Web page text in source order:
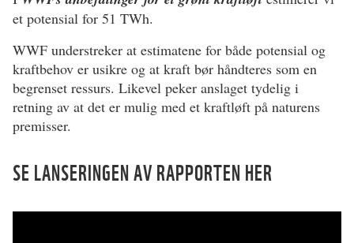
et potensial for 51 TWh.
WWF understreker at estimatene for både potensial og
kraftbehov er usikre og at kraft bør håndteres som en
begrenset ressurs. Likevel peker anslaget tydelig i
retning av at det er mulig med et kraftløft på naturens
premisser.
SE LANSERINGEN AV RAPPORTEN HER